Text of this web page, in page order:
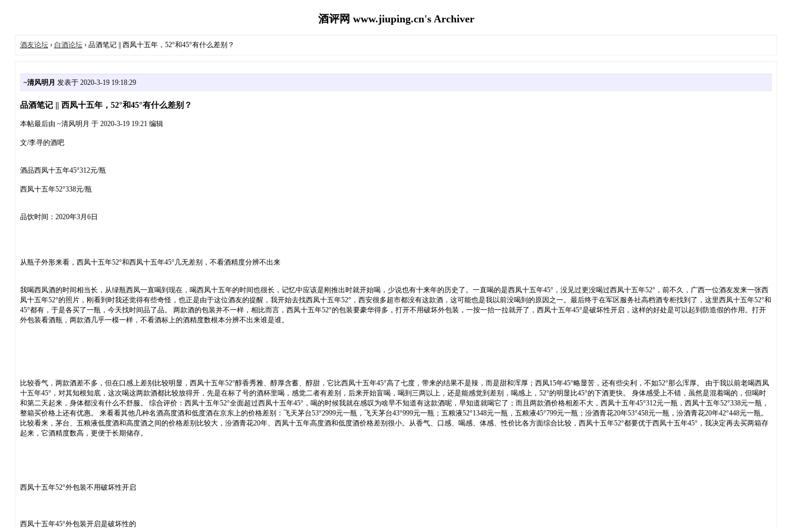
酒评网 www.jiuping.cn's Archiver
酒友论坛› 白酒论坛› 品酒笔记 || 西凤十五年，52°和45°有什么差别？
~清风明月 发表于 2020-3-19 19:18:29
品酒笔记 || 西凤十五年，52°和45°有什么差别？
本帖最后由 ~清风明月 于 2020-3-19 19:21 编辑
文/李寻的酒吧
酒品西凤十五年45°312元/瓶
西凤十五年52°338元/瓶
品饮时间：2020年3月6日
从瓶子外形来看，西凤十五年52°和西凤十五年45°几无差别，不看酒精度分辨不出来
我喝西凤酒的时间相当长，从绿瓶西凤一直喝到现在，喝西凤十五年的时间也很长，记忆中应该是刚推出时就开始喝，少说也有十来年的历史了。一直喝的是西凤十五年45°，没见过更没喝过西凤十五年52°，前不久，广西一位酒友发来一张西
凤十五年52°的照片，刚看到时我还觉得有些奇怪，也正是由于这位酒友的提醒，我开始去找西凤十五年52°，西安很多超市都没有这款酒，这可能也是我以前没喝到的原因之一。最后终于在军区服务社高档酒专柜找到了，这里西凤十五年52°和
45°都有，于是各买了一瓶，今天找时间品了品。 两款酒的包装并不一样，相比而言，西凤十五年52°的包装要豪华得多，打开不用破坏外包装，一按一抬一拉就开了，西凤十五年45°是破坏性开启，这样的好处是可以起到防造假的作用。打开
外包装看酒瓶，两款酒几乎一模一样，不看酒标上的酒精度数根本分辨不出来谁是谁。
比较香气，两款酒差不多，但在口感上差别比较明显，西凤十五年52°醇香秀雅、醇厚含蓄、醇甜，它比西凤十五年45°高了七度，带来的结果不是辣，而是甜和浑厚；西凤15年45°略显苦，还有些尖利，不如52°那么浑厚。 由于我以前老喝西凤
十五年45°，对其知根知底，这次喝这两款酒都比较放得开，先是在标了号的酒杯里喝，感觉二者有差别，后来开始盲喝，喝到三两以上，还是能感觉到差别，喝感上，52°的明显比45°的下酒更快。 身体感受上不错，虽然是混着喝的，但喝时
和第二天起来，身体都没有什么不舒服。 综合评价：西凤十五年52°全面超过西凤十五年45°，喝的时候我就在感叹为啥早不知道有这款酒呢，早知道就喝它了；而且两款酒价格相差不大，西凤十五年45°312元一瓶，西凤十五年52°338元一瓶，
整箱买价格上还有优惠。 来看看其他几种名酒高度酒和低度酒在京东上的价格差别：飞天茅台53°2999元一瓶，飞天茅台43°999元一瓶；五粮液52°1348元一瓶，五粮液45°799元一瓶；汾酒青花20年53°458元一瓶，汾酒青花20年42°448元一瓶。
比较看来，茅台、五粮液低度酒和高度酒之间的价格差别比较大，汾酒青花20年、西凤十五年高度酒和低度酒价格差别很小。从香气、口感、喝感、体感、性价比各方面综合比较，西凤十五年52°都要优于西凤十五年45°，我决定再去买两箱存
起来，它酒精度数高，更便于长期储存。
西凤十五年52°外包装不用破坏性开启
西凤十五年45°外包装开启是破坏性的